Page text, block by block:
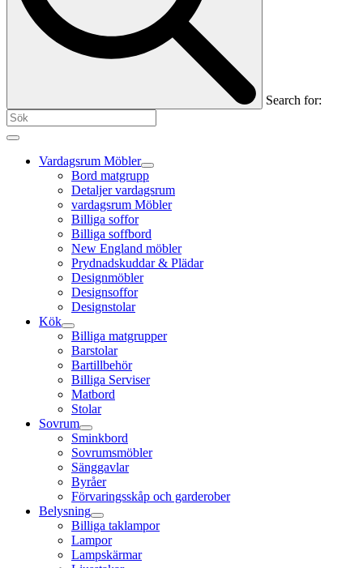
Search for:
Vardagsrum Möbler
Bord matgrupp
Detaljer vardagsrum
vardagsrum Möbler
Billiga soffor
Billiga soffbord
New England möbler
Prydnadskuddar & Plädar
Designmöbler
Designsoffor
Designstolar
Kök
Billiga matgrupper
Barstolar
Bartillbehör
Billiga Serviser
Matbord
Stolar
Sovrum
Sminkbord
Sovrumsmöbler
Sänggavlar
Byråer
Förvaringsskåp och garderober
Belysning
Billiga taklampor
Lampor
Lampskärmar